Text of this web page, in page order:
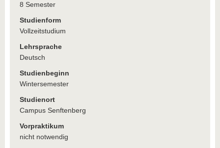
8 Semester
Studienform
Vollzeitstudium
Lehrsprache
Deutsch
Studienbeginn
Wintersemester
Studienort
Campus Senftenberg
Vorpraktikum
nicht notwendig